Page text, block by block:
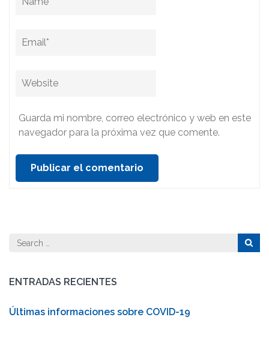
Guarda mi nombre, correo electrónico y web en este
navegador para la próxima vez que comente.
Search
ENTRADAS RECIENTES
Últimas informaciones sobre COVID-19